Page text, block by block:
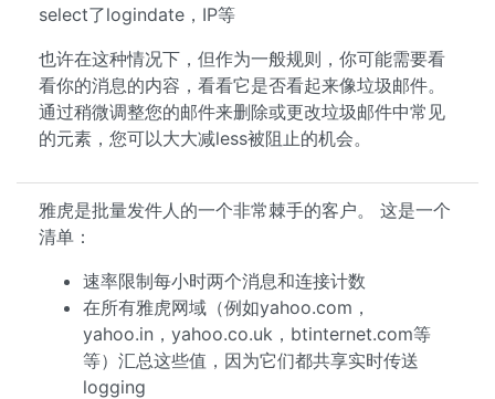
select了logindate，IP等
也许在这种情况下，但作为一般规则，你可能需要看
看你的消息的内容，看看它是否看起来像垃圾邮件。
通过稍微调整您的邮件来删除或更改垃圾邮件中常见
的元素，您可以大大减less被阻止的机会。
雅虎是批量发件人的一个非常棘手的客户。 这是一个
清单：
速率限制每小时两个消息和连接计数
在所有雅虎网域（例如yahoo.com，
yahoo.in，yahoo.co.uk，btinternet.com等
等）汇总这些值，因为它们都共享实时传送
logging